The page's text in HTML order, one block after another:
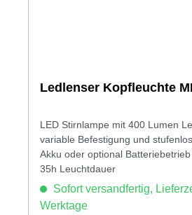
Ledlenser Kopfleuchte
LED Stirnlampe mit 400 Lumen
variable Befestigung und
Akku oder optional
35h Leuchtdauer
Sofort versandfertig,
Werktage